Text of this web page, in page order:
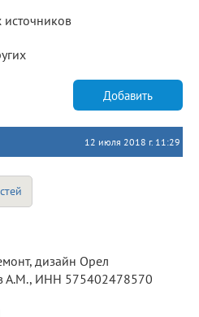
Добавить
12 июля 2018 г. 11:29
А.М., ИНН 575402478570